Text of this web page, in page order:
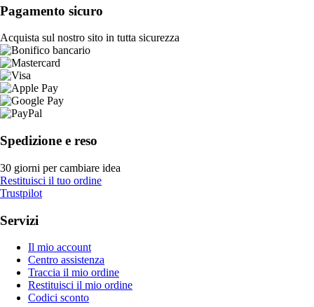
Pagamento sicuro
Acquista sul nostro sito in tutta sicurezza
Spedizione e reso
30 giorni per cambiare idea
Restituisci il tuo ordine
Trustpilot
Servizi
Il mio account
Centro assistenza
Traccia il mio ordine
Restituisci il mio ordine
Codici sconto